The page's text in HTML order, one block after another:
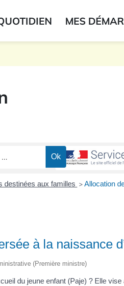
MES
destinées aux familles > Allocation
à la naissance
(Première ministre)
du jeune enfant (Paje) ? Elle